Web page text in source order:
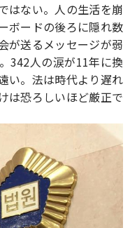
はない。人の生活を崩
ボードの後ろに隠れ数
が送るメッセージが弱
342人の涙が11年に換
い。法は時代より遅れ
は恐ろしいほど厳正で